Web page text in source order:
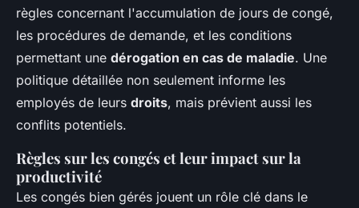
règles concernant l'accumulation de jours de congé,
les procédures de demande, et les conditions
permettant une dérogation en cas de maladie. Une
politique détaillée non seulement informe les
employés de leurs droits, mais prévient aussi les
conflits potentiels.
Règles sur les congés et leur impact sur la
productivité
Les congés bien gérés jouent un rôle clé dans le